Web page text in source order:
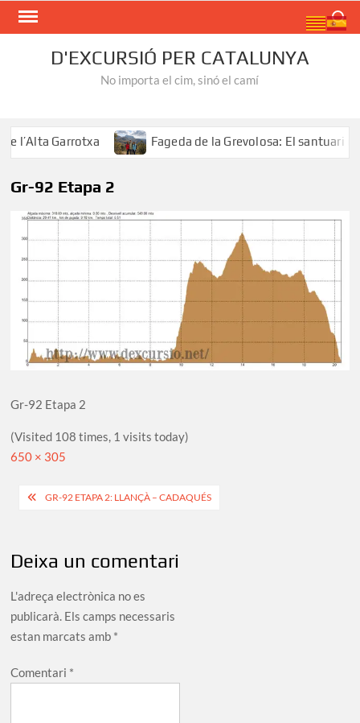
Skip
D'EXCURSIÓ PER CATALUNYA
No importa el cim, sinó el camí
Garrotxa Fageda de la Grevolosa: El santuari dels
Gr-92 Etapa 2
Gr-92 Etapa 2
(Visited 108 times, 1 visits today)
Full
650 × 305
Navegació
GR-92 ETAPA 2: LLANÇÀ – CADAQUÉS
Deixa un comentari
L'adreça electrònica no es
publicarà. Els camps necessaris
estan marcats amb *
Comentari *